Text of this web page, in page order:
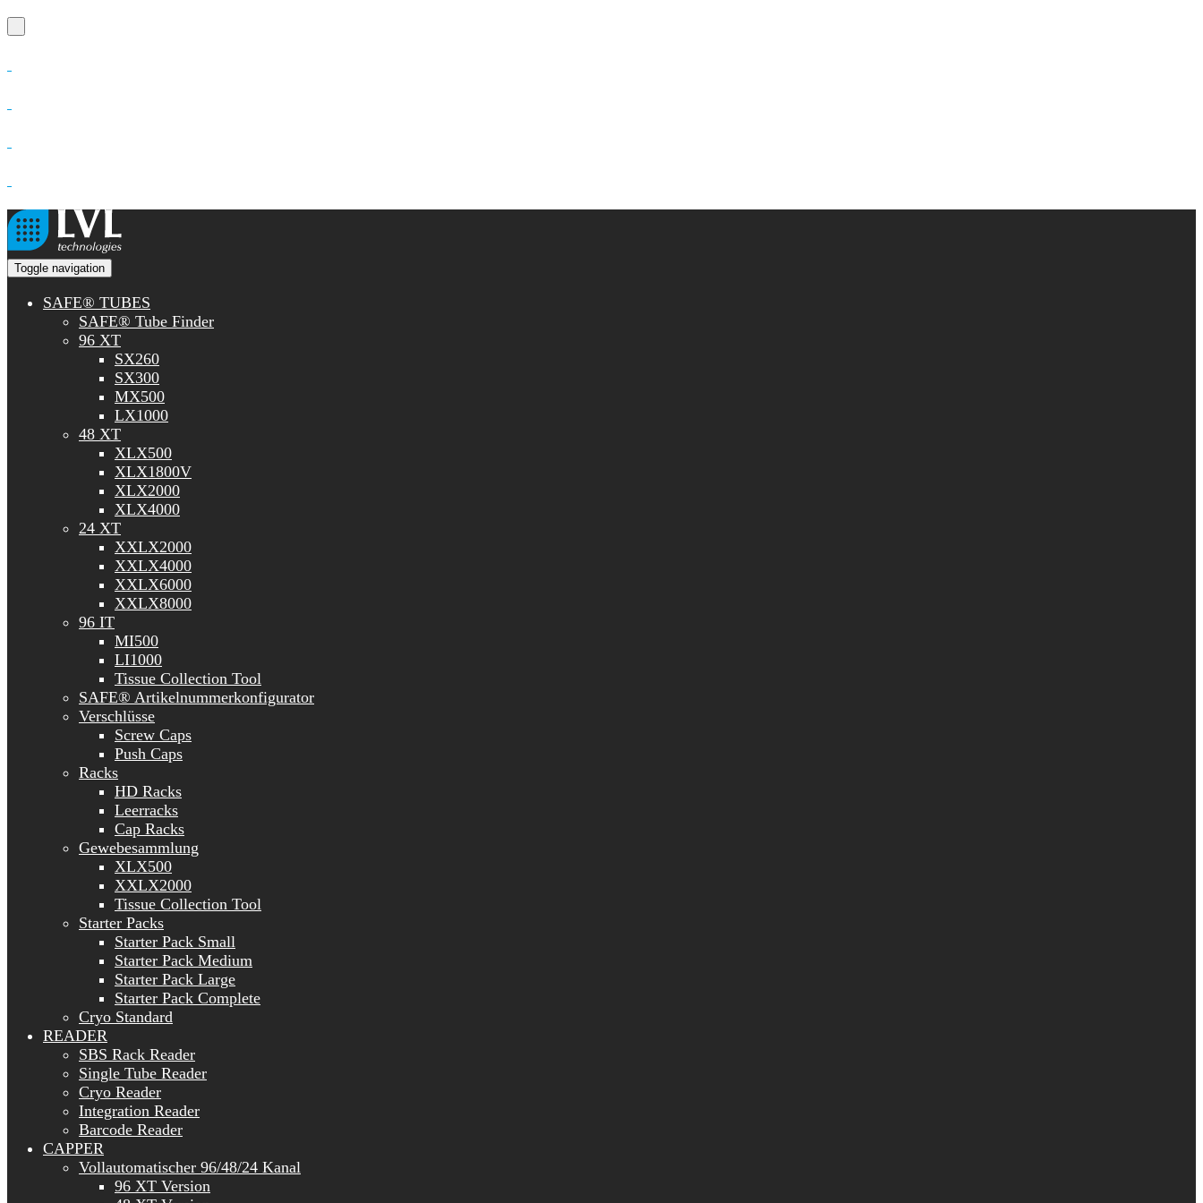
Toggle navigation
SAFE® TUBES
SAFE® Tube Finder
96 XT
SX260
SX300
MX500
LX1000
48 XT
XLX500
XLX1800V
XLX2000
XLX4000
24 XT
XXLX2000
XXLX4000
XXLX6000
XXLX8000
96 IT
MI500
LI1000
Tissue Collection Tool
SAFE® Artikelnummerkonfigurator
Verschlüsse
Screw Caps
Push Caps
Racks
HD Racks
Leerracks
Cap Racks
Gewebesammlung
XLX500
XXLX2000
Tissue Collection Tool
Starter Packs
Starter Pack Small
Starter Pack Medium
Starter Pack Large
Starter Pack Complete
Cryo Standard
READER
SBS Rack Reader
Single Tube Reader
Cryo Reader
Integration Reader
Barcode Reader
CAPPER
Vollautomatischer 96/48/24 Kanal
96 XT Version